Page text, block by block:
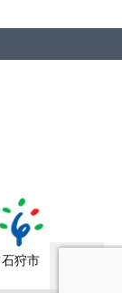
石狩市